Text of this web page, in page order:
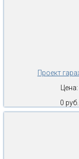
Проект
Цена:
0 руб.